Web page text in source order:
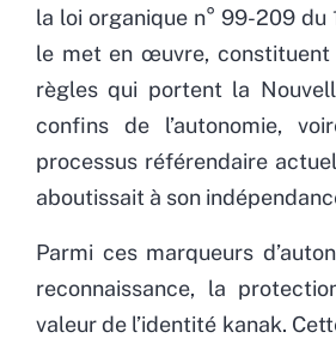
la loi organique n° 99-209 du
le met en œuvre, constituent
règles qui portent la
confins de l’autonomie,
processus référendaire
aboutissait à son
Parmi ces marqueurs
reconnaissance, la
valeur de l’identité kanak.